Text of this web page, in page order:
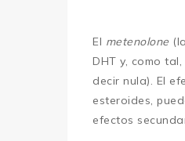
El metenolone
DHT y, como
decir nula). El
esteroides,
efectos